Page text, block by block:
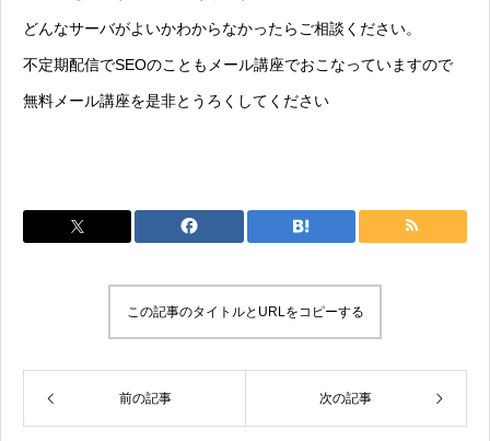
どんなサーバがよいかわからなかったらご相談ください。
不定期配信でSEOのこともメール講座でおこなっていますので
無料メール講座を是非とうろくしてください
この記事のタイトルとURLをコピーする
前の記事 次の記事